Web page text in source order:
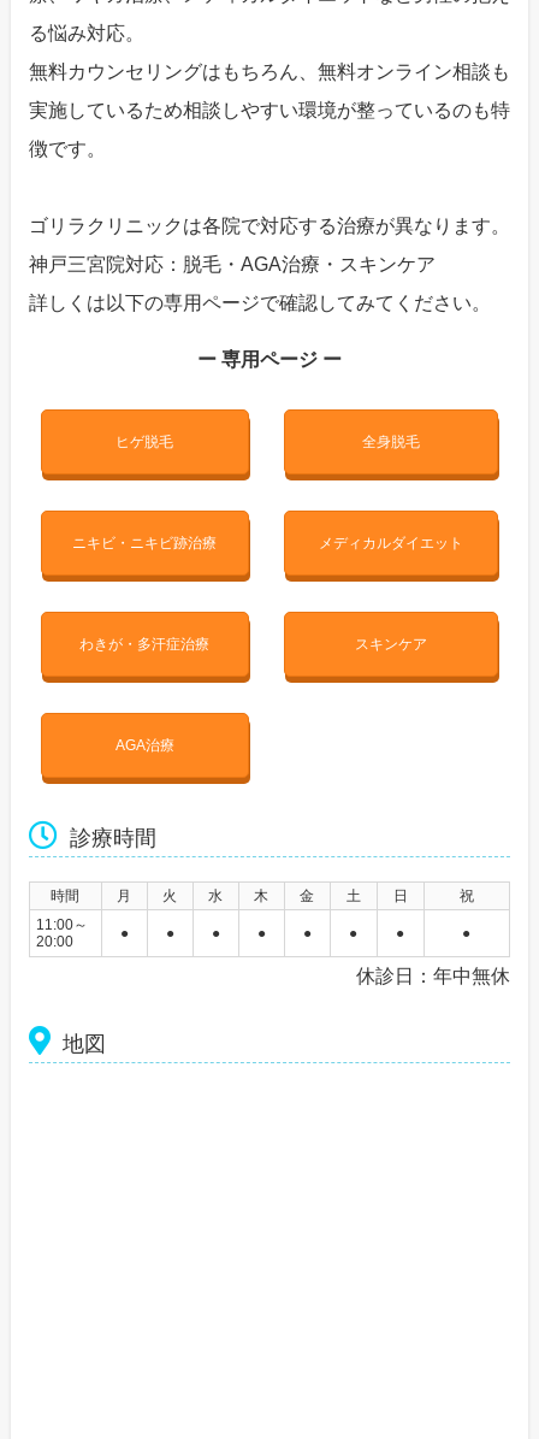
る悩み対応。
無料カウンセリングはもちろん、無料オンライン相談も
実施しているため相談しやすい環境が整っているのも特
徴です。
ゴリラクリニックは各院で対応する治療が異なります。
神戸三宮院対応：脱毛・AGA治療・スキンケア
詳しくは以下の専用ページで確認してみてください。
ー 専用ページ ー
ヒゲ脱毛 全身脱毛
ニキビ・ニキビ跡治療 メディカルダイエット
わきが・多汗症治療 スキンケア
AGA治療
診療時間
時間 月 火 水 木 金 土 日
祝
11:00～
20:00
● ● ● ● ● ● ● ●
休診日：年中無休
地図